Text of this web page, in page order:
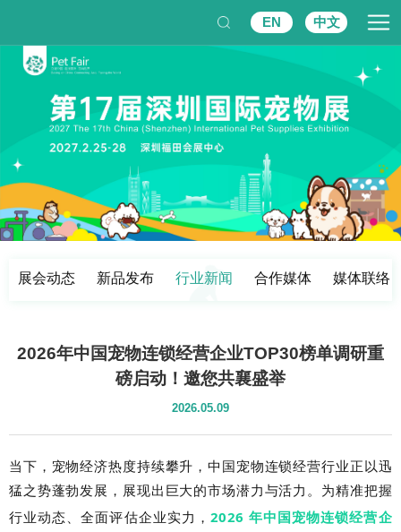
EN 中文
展会动态 新品发布 行业新闻 合作媒体 媒体联络
2026年中国宠物连锁经营企业TOP30榜单调研重
磅启动！邀您共襄盛举
2026.05.09
当下，宠物经济热度持续攀升，中国宠物连锁经营行业正以迅
猛之势蓬勃发展，展现出巨大的市场潜力与活力。为精准把握
行业动态、全面评估企业实力， 2026 年中国宠物连锁经营企